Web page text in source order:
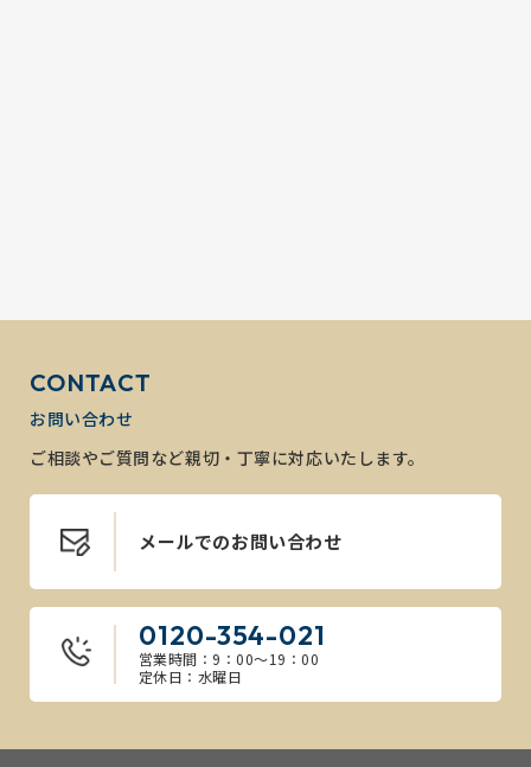
CONTACT
お問い合わせ
ご相談やご質問など親切・丁寧に対応いたします。
メールでのお問い合わせ
0120-354-021
営業時間：9：00～19：00
定休日：水曜日